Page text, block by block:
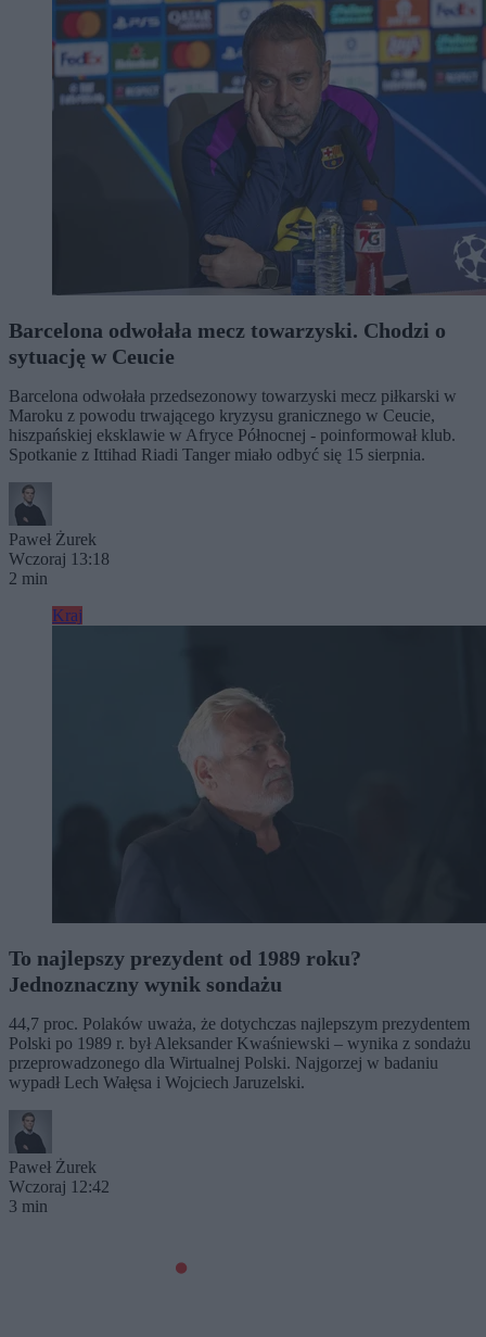
Barcelona odwołała mecz towarzyski. Chodzi o
sytuację w Ceucie
Barcelona odwołała przedsezonowy towarzyski mecz piłkarski w
Maroku z powodu trwającego kryzysu granicznego w Ceucie,
hiszpańskiej eksklawie w Afryce Północnej - poinformował klub.
Spotkanie z Ittihad Riadi Tanger miało odbyć się 15 sierpnia.
Paweł Żurek
Wczoraj 13:18
2 min
Kraj
To najlepszy prezydent od 1989 roku?
Jednoznaczny wynik sondażu
44,7 proc. Polaków uważa, że dotychczas najlepszym prezydentem
Polski po 1989 r. był Aleksander Kwaśniewski – wynika z sondażu
przeprowadzonego dla Wirtualnej Polski. Najgorzej w badaniu
wypadł Lech Wałęsa i Wojciech Jaruzelski.
Paweł Żurek
Wczoraj 12:42
3 min